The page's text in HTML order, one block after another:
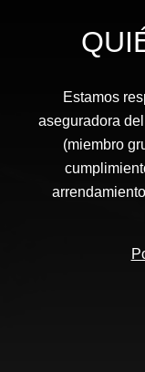
Estamos
aseguradora
(miembro